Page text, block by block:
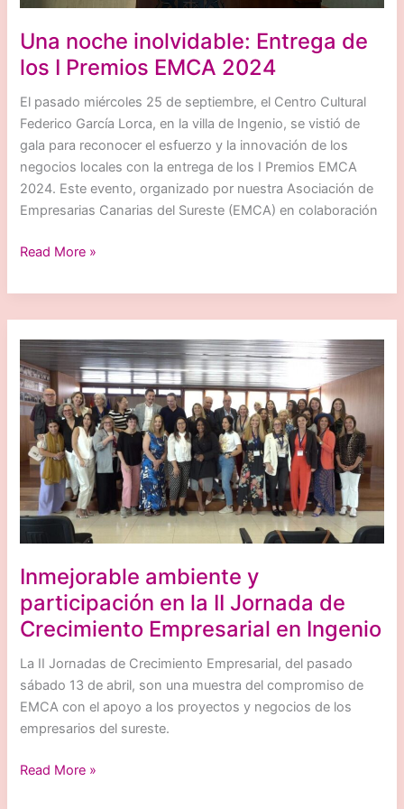
Una noche inolvidable: Entrega de
los I Premios EMCA 2024
El pasado miércoles 25 de septiembre, el Centro Cultural
Federico García Lorca, en la villa de Ingenio, se vistió de
gala para reconocer el esfuerzo y la innovación de los
negocios locales con la entrega de los I Premios EMCA
2024. Este evento, organizado por nuestra Asociación de
Empresarias Canarias del Sureste (EMCA) en colaboración
Una
inolvidable:
Entrega
de
los
I
Premios
EMCA
2024
Read More »
Inmejorable ambiente y
participación en la II Jornada de
Crecimiento Empresarial en Ingenio
La II Jornadas de Crecimiento Empresarial, del pasado
sábado 13 de abril, son una muestra del compromiso de
EMCA con el apoyo a los proyectos y negocios de los
empresarios del sureste.
Inmejorable
Read More »